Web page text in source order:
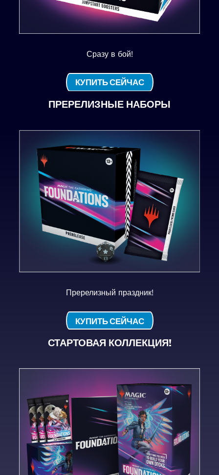
Сразу в бой!
КУПИТЬ СЕЙЧАС
ПРЕРЕЛИЗНЫЕ НАБОРЫ
Пререлизный праздник!
КУПИТЬ СЕЙЧАС
СТАРТОВАЯ КОЛЛЕКЦИЯ!